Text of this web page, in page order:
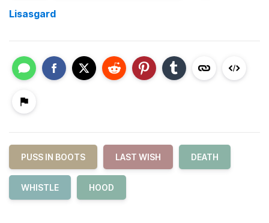
Lisasgard
PUSS IN BOOTS LAST WISH DEATH
WHISTLE HOOD